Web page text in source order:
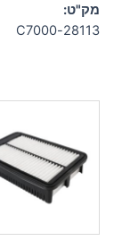
מק"ט:
28113-C7000